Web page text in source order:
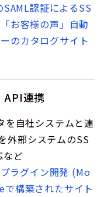
認証によるSS
お客様の声」自動
のカタログサイト
API連携
を自社システムと連
外部システムのSS
など
ラグイン開発 (Mo
構築されたサイト